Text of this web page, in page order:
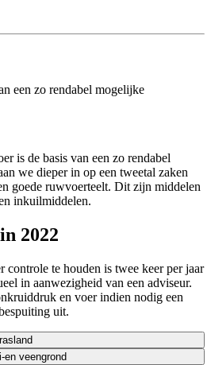
een zo rendabel mogelijke
is de basis van een zo rendabel
we dieper in op een tweetal zaken
goede ruwvoerteelt. Dit zijn middelen
inkuilmiddelen.
2022
controle te houden is twee keer per jaar
in aanwezigheid van een adviseur.
en voer indien nodig een
uit.
veengrond